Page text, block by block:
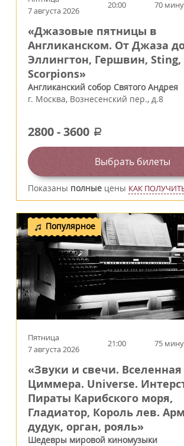
7 августа 2026
20:00 70
«Джазовые пятницы в
Англиканском. От Джаза
Эллингтон, Гершвин, Sting,
Scorpions»
Англиканский собор Святого Андрея
г. Москва, Вознесенский пер., д.8
2800-3600 a
Выбрать билеты
Показаны полные цены КАК
Популярное
Пятница
7 августа 2026
21:00 75
«Звуки и свечи. Вселенная
Циммера. Universe.
Пираты Карибского моря,
Гладиатор, Король лев.
дудук, орган, рояль»
Шедевры мировой киномузыки